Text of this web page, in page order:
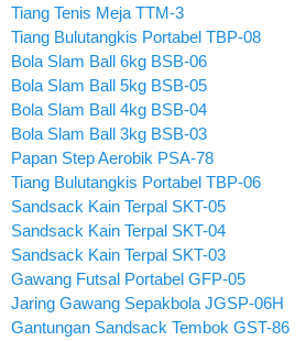
Tiang Tenis Meja TTM-3
Tiang Bulutangkis Portabel TBP-08
Bola Slam Ball 6kg BSB-06
Bola Slam Ball 5kg BSB-05
Bola Slam Ball 4kg BSB-04
Bola Slam Ball 3kg BSB-03
Papan Step Aerobik PSA-78
Tiang Bulutangkis Portabel TBP-06
Sandsack Kain Terpal SKT-05
Sandsack Kain Terpal SKT-04
Sandsack Kain Terpal SKT-03
Gawang Futsal Portabel GFP-05
Jaring Gawang Sepakbola JGSP-06H
Gantungan Sandsack Tembok GST-86